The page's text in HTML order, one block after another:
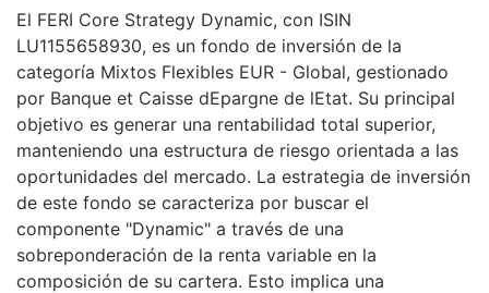
El FERI Core Strategy Dynamic, con ISIN
LU1155658930, es un fondo de inversión de la
categoría Mixtos Flexibles EUR - Global, gestionado
por Banque et Caisse dEpargne de lEtat. Su principal
objetivo es generar una rentabilidad total superior,
manteniendo una estructura de riesgo orientada a las
oportunidades del mercado. La estrategia de inversión
de este fondo se caracteriza por buscar el
componente "Dynamic" a través de una
sobreponderación de la renta variable en la
composición de su cartera. Esto implica una